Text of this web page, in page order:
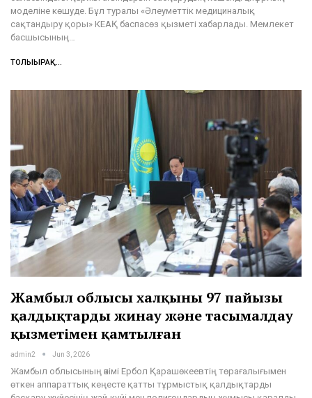
моделіне көшуде. Бұл туралы «Әлеуметтік медициналық
сақтандыру қоры» КЕАҚ баспасөз қызметі хабарлады. Мемлекет
басшысының…
ТОЛЫҒЫРАҚ...
Жамбыл облысы халқының 97 пайызы
қалдықтарды жинау және тасымалдау
қызметімен қамтылған
admin2 Jun 3, 2026
Жамбыл облысының әкімі Ербол Қарашөкеевтің төрағалығымен
өткен аппараттық кеңесте қатты тұрмыстық қалдықтарды